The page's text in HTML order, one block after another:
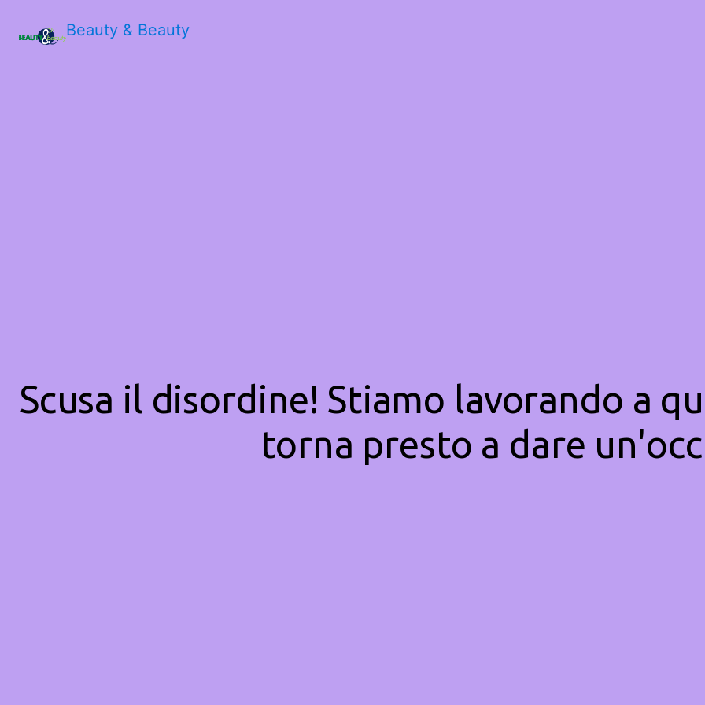
Beauty & Beauty
Scusa il disordine! Stiamo lavorando a
torna presto a dare